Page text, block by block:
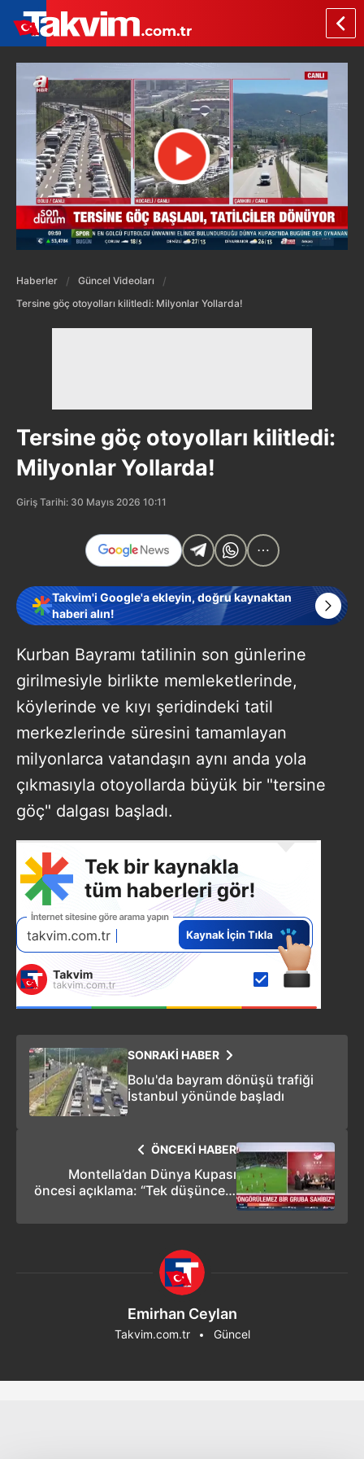
Haberler
Güncel Videoları
Tersine göç otoyolları kilitledi: Milyonlar Yollarda!
Tersine göç otoyolları kilitledi:
Milyonlar Yollarda!
Giriş Tarihi: 30 Mayıs 2026 10:11
Takvim'i Google'a ekleyin, doğru kaynaktan
haberi alın!
Kurban Bayramı tatilinin son günlerine
girilmesiyle birlikte memleketlerinde,
köylerinde ve kıyı şeridindeki tatil
merkezlerinde süresini tamamlayan
milyonlarca vatandaşın aynı anda yola
çıkmasıyla otoyollarda büyük bir "tersine
göç" dalgası başladı.
SONRAKİ HABER
Bolu'da bayram dönüşü trafiği
İstanbul yönünde başladı
ÖNCEKİ HABER
Montella’dan Dünya Kupası
öncesi açıklama: “Tek düşüncem
Emirhan Ceylan
Takvim.com.tr Güncel